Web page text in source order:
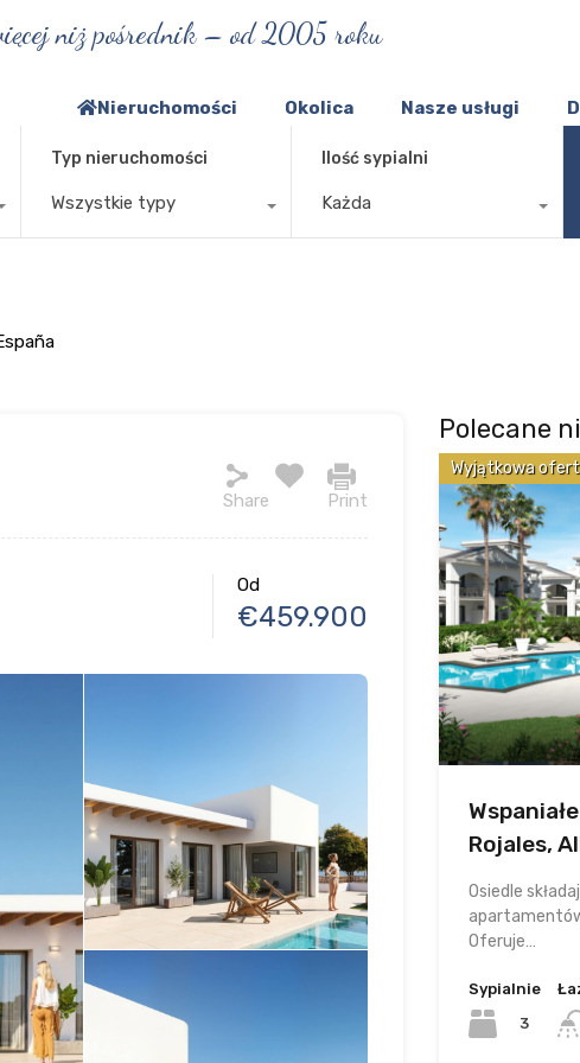
niż pośrednik – od 2005 roku
Nieruchomości Okolica Nasze usługi
Typ nieruchomości
Wszystkie typy
Ilość sypialni
Każda
Share
Print
Od
€459.900
Polecane
Wyjątkowa
Rojales,
Osiedle
Oferuje…
Sypialnie
3